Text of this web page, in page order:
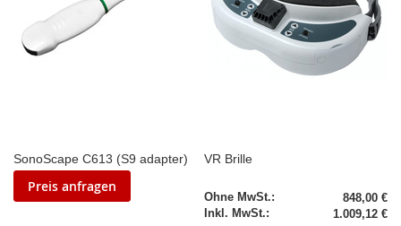
SonoScape C613 (S9 adapter)
Preis anfragen
VR Brille
848,00 €
1.009,12 €